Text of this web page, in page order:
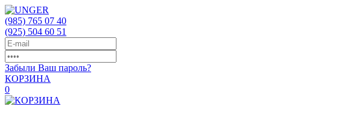
(985) 765 07 40
(925) 504 60 51
Забыли Ваш пароль?
КОРЗИНА
0